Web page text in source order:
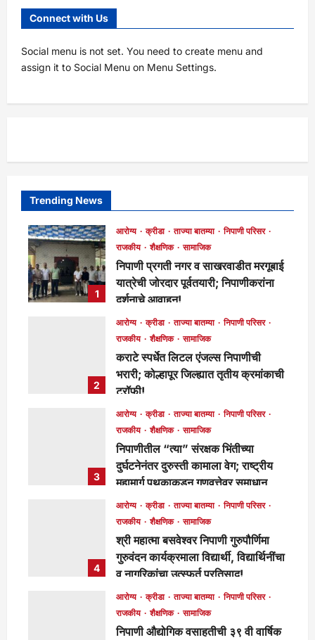
Connect with Us
Social menu is not set. You need to create menu and
assign it to Social Menu on Menu Settings.
Trending News
1
आरोग्य क्रीडा ताज्या बातम्या
निपाणी परिसर
राजकीय
शैक्षणिक सामाजिक
निपाणी प्रगती नगर व साखरवाडीत मरगूबाई
यात्रेची जोरदार पूर्वतयारी; निपाणीकरांना
दर्शनाचे आवाहन!
मुख्य संपादक 3 hours ago 62
2
आरोग्य क्रीडा ताज्या बातम्या
निपाणी परिसर
राजकीय
शैक्षणिक सामाजिक
कराटे स्पर्धेत लिटल एंजल्स निपाणीची
भरारी; कोल्हापूर जिल्ह्यात तृतीय क्रमांकाची
ट्रॉफी!
मुख्य संपादक 4 hours ago 83
3
आरोग्य क्रीडा ताज्या बातम्या
निपाणी परिसर
राजकीय
शैक्षणिक सामाजिक
निपाणीतील “त्या” संरक्षक भिंतीच्या
दुर्घटनेनंतर दुरुस्ती कामाला वेग; राष्ट्रीय
महामार्ग पथकाकडून गुणवत्तेवर समाधान,
लवकरच काम पूर्ण होणार!
मुख्य संपादक 1 day ago
4
आरोग्य क्रीडा ताज्या बातम्या
निपाणी परिसर
राजकीय
शैक्षणिक सामाजिक
श्री महात्मा बसवेश्वर निपाणी गुरुपौर्णिमा
गुरुवंदन कार्यक्रमाला विद्यार्थी, विद्यार्थिनींचा
व नागरिकांचा उत्स्फूर्त प्रतिसाद!
मुख्य संपादक 5 days ago 124
आरोग्य क्रीडा ताज्या बातम्या
निपाणी परिसर
राजकीय
शैक्षणिक सामाजिक
निपाणी औद्योगिक वसाहतीची ३९ वी वार्षिक